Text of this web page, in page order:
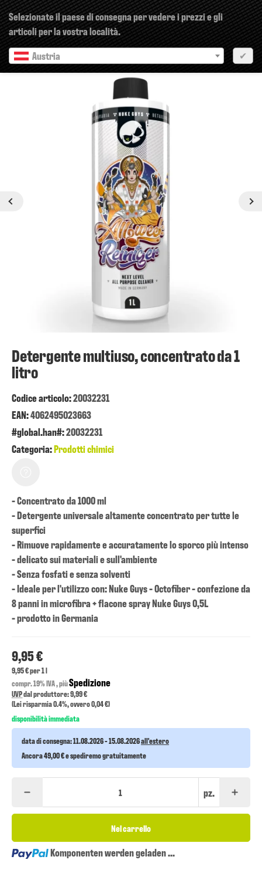
Selezionate il paese di consegna per vedere i prezzi e gli
articoli per la vostra località.
Austria
✔
Precedente Prossimo
Detergente multiuso, concentrato da 1
litro
Codice articolo:20032231
EAN:4062495023663
#global.han#:20032231
Categoria:Prodotti chimici
- Concentrato da 1000 ml
- Detergente universale altamente concentrato per tutte le
superfici
- Rimuove rapidamente e accuratamente lo sporco più intenso
- delicato sui materiali e sull'ambiente
- Senza fosfati e senza solventi
- Ideale per l'utilizzo con: Nuke Guys - Octofiber - confezione da
8 panni in microfibra + flacone spray Nuke Guys 0,5L
- prodotto in Germania
9,95 €
9,95 € per 1 l
compr. 19% IVA , piùSpedizione
UVPdal produttore: 9,99 €
(Lei risparmia0.4%, ovvero0,04 €)
disponibilità immediata
data di consegna:11.08.2026 - 15.08.2026all'estero
Ancora 49,00 € e spediremo gratuitamente
pz.
Nel carrello
Loading...Komponenten werden geladen ...